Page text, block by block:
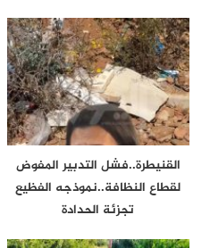
القنيطرة..فشل التدبير المفوض
لقطاع النظافة..نموذجه الفظيع
تجزئة الحدادة